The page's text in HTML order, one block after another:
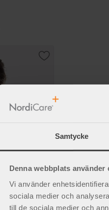
Samtycke
Denna webbplats använder
Vi använder
sociala medier och
till de sociala medier och
Lägg till i favoriter